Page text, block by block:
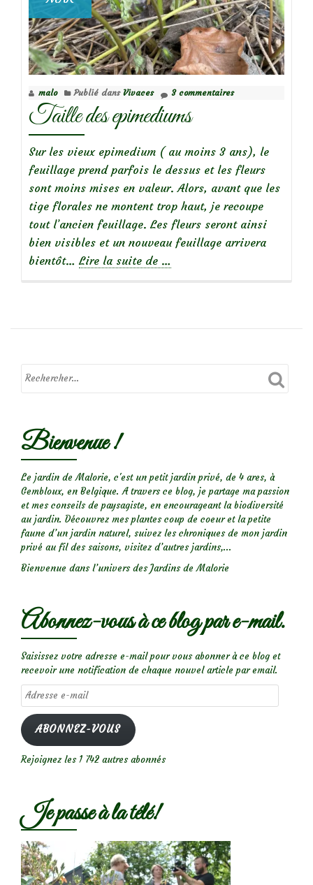
malo Publié dans Vivaces 3 commentaires
Taille des epimediums
Sur les vieux epimedium ( au moins 3 ans), le
feuillage prend parfois le dessus et les fleurs
sont moins mises en valeur. Alors, avant que les
tige florales ne montent trop haut, je recoupe
tout l’ancien feuillage. Les fleurs seront ainsi
bien visibles et un nouveau feuillage arrivera
bientôt… Lire la suite de
epimediums
…
Bienvenue !
Le jardin de Malorie, c'est un petit jardin privé, de 4 ares, à
Gembloux, en Belgique. A travers ce blog, je partage ma passion
et mes conseils de paysagiste, en encourageant la biodiversité
au jardin. Découvrez mes plantes coup de coeur et la petite
faune d’un jardin naturel, suivez les chroniques de mon jardin
privé au fil des saisons, visitez d’autres jardins,...
Bienvenue dans l’univers des Jardins de Malorie
Abonnez-vous à ce blog par e-mail.
Saisissez votre adresse e-mail pour vous abonner à ce blog et
recevoir une notification de chaque nouvel article par email.
Adresse
e-
mail
ABONNEZ-VOUS
Rejoignez les 1 742 autres abonnés
Je passe à la télé!